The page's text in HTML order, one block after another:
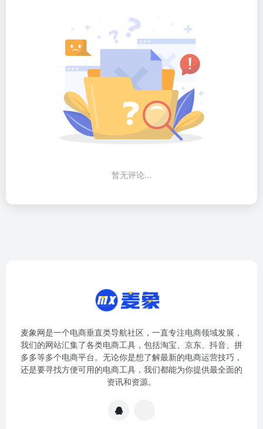
暂无评论...
麦象网是一个电商垂直类导航社区，一直专注电商领域发展，
我们的网站汇集了各类电商工具，包括淘宝、京东、抖音、拼
多多等多个电商平台。无论你是想了解最新的电商运营技巧，
还是要寻找方便可用的电商工具，我们都能为你提供最全面的
资讯和资源。